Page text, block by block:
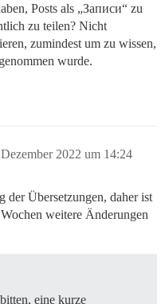
Posts als „Записи“ zu
zu teilen? Nicht
zumindest um zu wissen,
wurde.
2022 um 14:24
der Übersetzungen, daher ist
weitere Änderungen
eine kurze